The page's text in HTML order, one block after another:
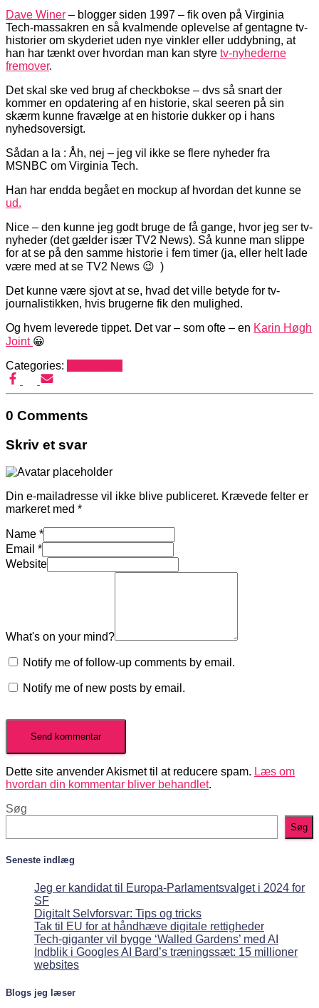
Dave Winer – blogger siden 1997 – fik oven på Virginia
Tech-massakren en så kvalmende oplevelse af gentagne tv-
historier om skyderiet uden nye vinkler eller uddybning, at
han har tænkt over hvordan man kan styre tv-nyhederne
fremover.
Det skal ske ved brug af checkbokse – dvs så snart der
kommer en opdatering af en historie, skal seeren på sin
skærm kunne fravælge at en historie dukker op i hans
nyhedsoversigt.
Sådan a la : Åh, nej – jeg vil ikke se flere nyheder fra
MSNBC om Virginia Tech.
Han har endda begået en mockup af hvordan det kunne se
ud.
Nice – den kunne jeg godt bruge de få gange, hvor jeg ser tv-
nyheder (det gælder især TV2 News). Så kunne man slippe
for at se på den samme historie i fem timer (ja, eller helt lade
være med at se TV2 News 😉 )
Det kunne være sjovt at se, hvad det ville betyde for tv-
journalistikken, hvis brugerne fik den mulighed.
Og hvem leverede tippet. Det var – som ofte – en Karin Høgh
Joint 😀
Categories:
0 Comments
Skriv et svar
Din e-mailadresse vil ikke blive publiceret. Krævede felter er
markeret med *
Name *
Email *
Website
What's on your mind?
Notify me of follow-up comments by email.
Notify me of new posts by email.
Dette site anvender Akismet til at reducere spam. Læs om
hvordan din kommentar bliver behandlet.
Søg
Søg
Seneste indlæg
Jeg er kandidat til Europa-Parlamentsvalget i 2024 for
SF
Digitalt Selvforsvar: Tips og tricks
Tak til EU for at håndhæve digitale rettigheder
Tech-giganter vil bygge ‘Walled Gardens’ med AI
Indblik i Googles AI Bard’s træningssæt: 15 millioner
websites
Blogs jeg læser